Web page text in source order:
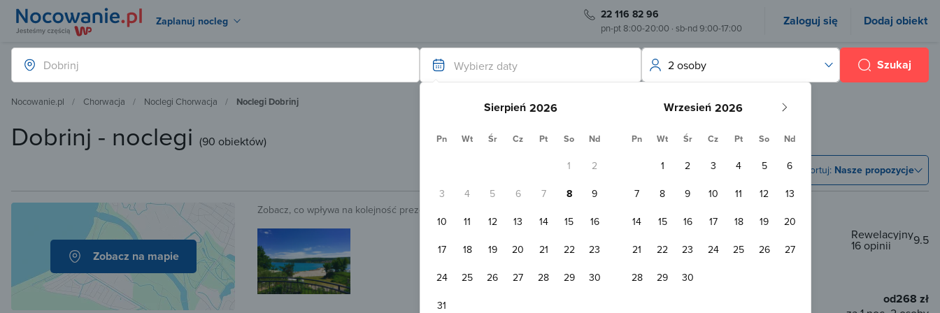
Zaplanuj nocleg 22 116 82 96
pn-pt 8:00-20:00 · sb-nd 9:00-17:00 Zaloguj się Dodaj obiekt
Wybierz daty
Sierpień Wrzesień
Pn Wt Śr Cz Pt So Nd Pn Wt Śr Cz Pt So Nd
1
2
3
4 5 6 7 8
9
10
11 12 13 14 15
16
17
18 19 20 21 22
23
24
25 26 27 28 29
30
31
1 2 3 4 5
6
7
8 9 10 11 12
13
14
15 16 17 18 19
20
21
22 23 24 25 26
27
28
29 30
2 osoby Szukaj
Nocowanie.pl Chorwacja Noclegi Chorwacja Noclegi Dobrinj
Dobrinj - noclegi (90 obiektów)
Sortuj: Nasze propozycje
Zobacz, co wpływa na kolejność prezentowanych obiektów.
Kristina Apartmanház Čizići
9.5
Rewelacyjny
16 opinii
Darmowy parking Przyjazny zwierzętom
WiFi
od268 zł
Zobacz na mapie